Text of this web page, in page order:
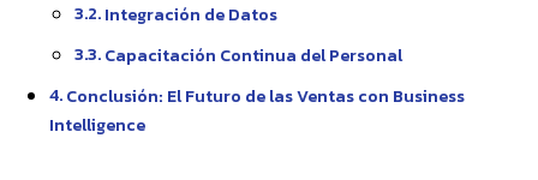
Integración de Datos
Capacitación Continua del Personal
Conclusión: El Futuro de las Ventas con Business
Intelligence